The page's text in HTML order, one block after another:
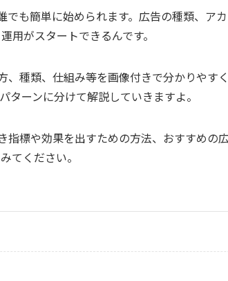
も簡単に始められます。広告の種類、ア
用がスタートできるんです。
種類、仕組み等を画像付きで分かりやす
ターンに分けて解説していきますよ。
指標や効果を出すための方法、おすすめの
てください。